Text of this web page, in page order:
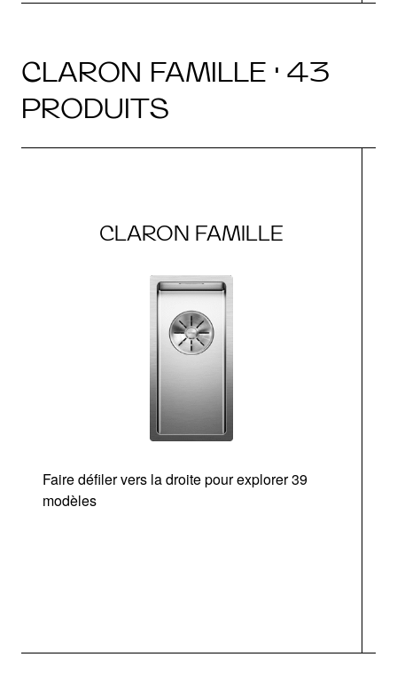
CLARON FAMILLE · 43
PRODUITS
CLARON FAMILLE
Faire défiler vers la droite pour explorer 39
modèles